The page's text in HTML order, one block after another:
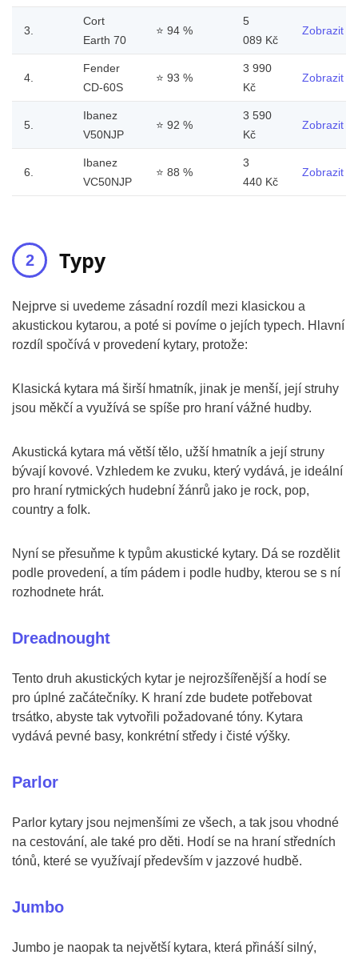
3.
Cort
Earth 70
⭐ 94 %
5
089 Kč
Zobrazit
4.
Fender
CD-60S
⭐ 93 %
3 990
Kč
Zobrazit
5.
Ibanez
V50NJP
⭐ 92 %
3 590
Kč
Zobrazit
6.
Ibanez
VC50NJP
⭐ 88 %
3
440 Kč
Zobrazit
Typy
Nejprve si uvedeme zásadní rozdíl mezi klasickou a
akustickou kytarou, a poté si povíme o jejích typech. Hlavní
rozdíl spočívá v provedení kytary, protože:
Klasická kytara má širší hmatník, jinak je menší, její struhy
jsou měkčí a využívá se spíše pro hraní vážné hudby.
Akustická kytara má větší tělo, užší hmatník a její struny
bývají kovové. Vzhledem ke zvuku, který vydává, je ideální
pro hraní rytmických hudební žánrů jako je rock, pop,
country a folk.
Nyní se přesuňme k typům akustické kytary. Dá se rozdělit
podle provedení, a tím pádem i podle hudby, kterou se s ní
rozhodnete hrát.
Dreadnought
Tento druh akustických kytar je nejrozšířenější a hodí se
pro úplné začátečníky. K hraní zde budete potřebovat
trsátko, abyste tak vytvořili požadované tóny. Kytara
vydává pevné basy, konkrétní středy i čisté výšky.
Parlor
Parlor kytary jsou nejmenšími ze všech, a tak jsou vhodné
na cestování, ale také pro děti. Hodí se na hraní středních
tónů, které se využívají především v jazzové hudbě.
Jumbo
Jumbo je naopak ta největší kytara, která přináší silný,